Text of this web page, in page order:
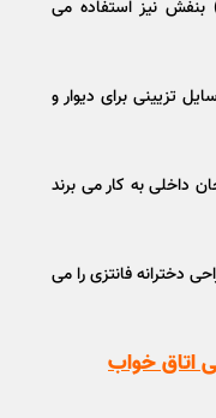
رنگ های ۱) طوسی ۲) گلبهی ۳) بنفش نیز استفاده می
تزیینی برای دیوار و
داخلی به کار می برند
دخترانه فانتزی را می
اتاق خواب